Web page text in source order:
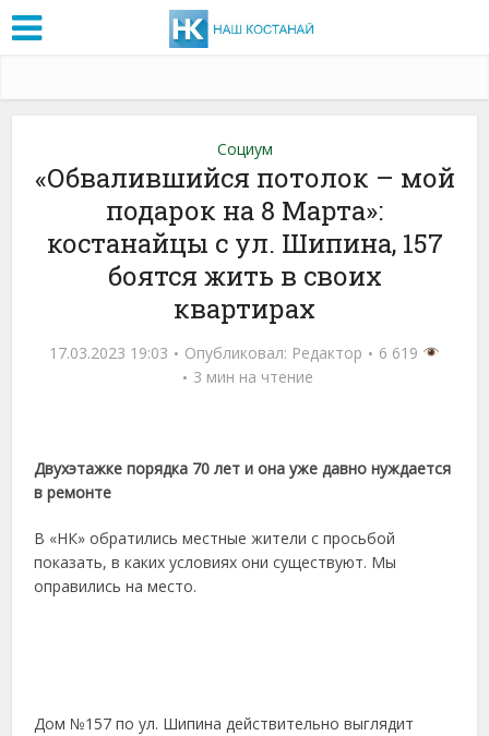
Социум
«Обвалившийся потолок – мой
подарок на 8 Марта»:
костанайцы с ул. Шипина, 157
боятся жить в своих
квартирах
17.03.2023 19:03 Опубликовал: Редактор
6 619
3 мин на чтение
Двухэтажке порядка 70 лет и она уже давно нуждается
в ремонте
В «НК» обратились местные жители с просьбой
показать, в каких условиях они существуют. Мы
оправились на место.
Дом №157 по ул. Шипина действительно выглядит